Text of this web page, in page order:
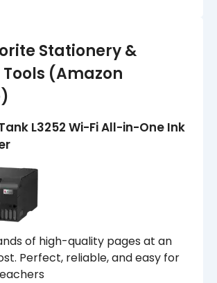
Stationery &
(Amazon
L3252 Wi-Fi All-in-One Ink
of high-quality pages at an
Perfect, reliable, and easy for